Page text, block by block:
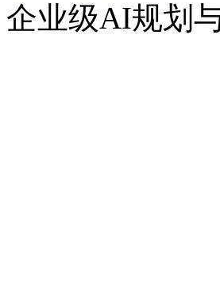
企业级AI规划